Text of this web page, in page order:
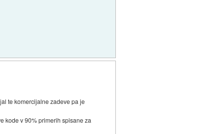
te komercijalne zadeve pa je
kode v 90% primerih spisane za